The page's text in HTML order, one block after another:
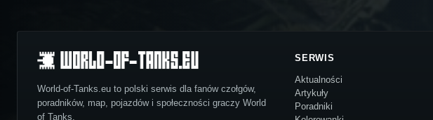
World-of-Tanks.eu to polski serwis dla fanów czołgów,
poradników, map, pojazdów i społeczności graczy World
of Tanks.
SERWIS
Aktualności
Artykuły
Poradniki